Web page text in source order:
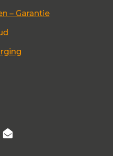
– Garantie